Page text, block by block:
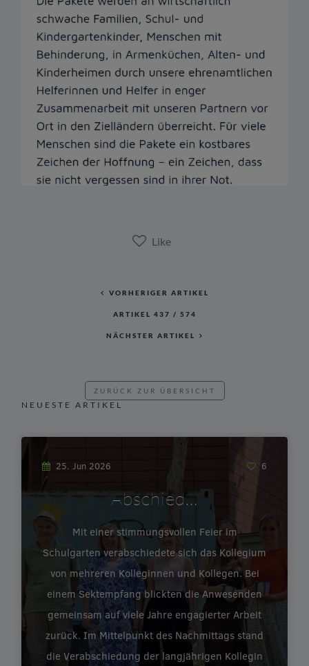
VORHERIGER ARTIKEL
ARTIKEL 437 / 574
NÄCHSTER ARTIKEL
ZURÜCK ZUR ÜBERSICHT
NEUESTE ARTIKEL
25. Jun 2026 6
Abschied…
Mit einer stimmungsvollen Feier im
Schulgarten verabschiedete sich das Kollegium
von mehreren Kolleginnen und Kollegen. Bei
einem Sektempfang blickten die Anwesenden
gemeinsam auf viele Jahre engagierter Arbeit
zurück. Im Mittelpunkt des Nachmittags stand
die Verabschiedung der langjährigen Kollegin